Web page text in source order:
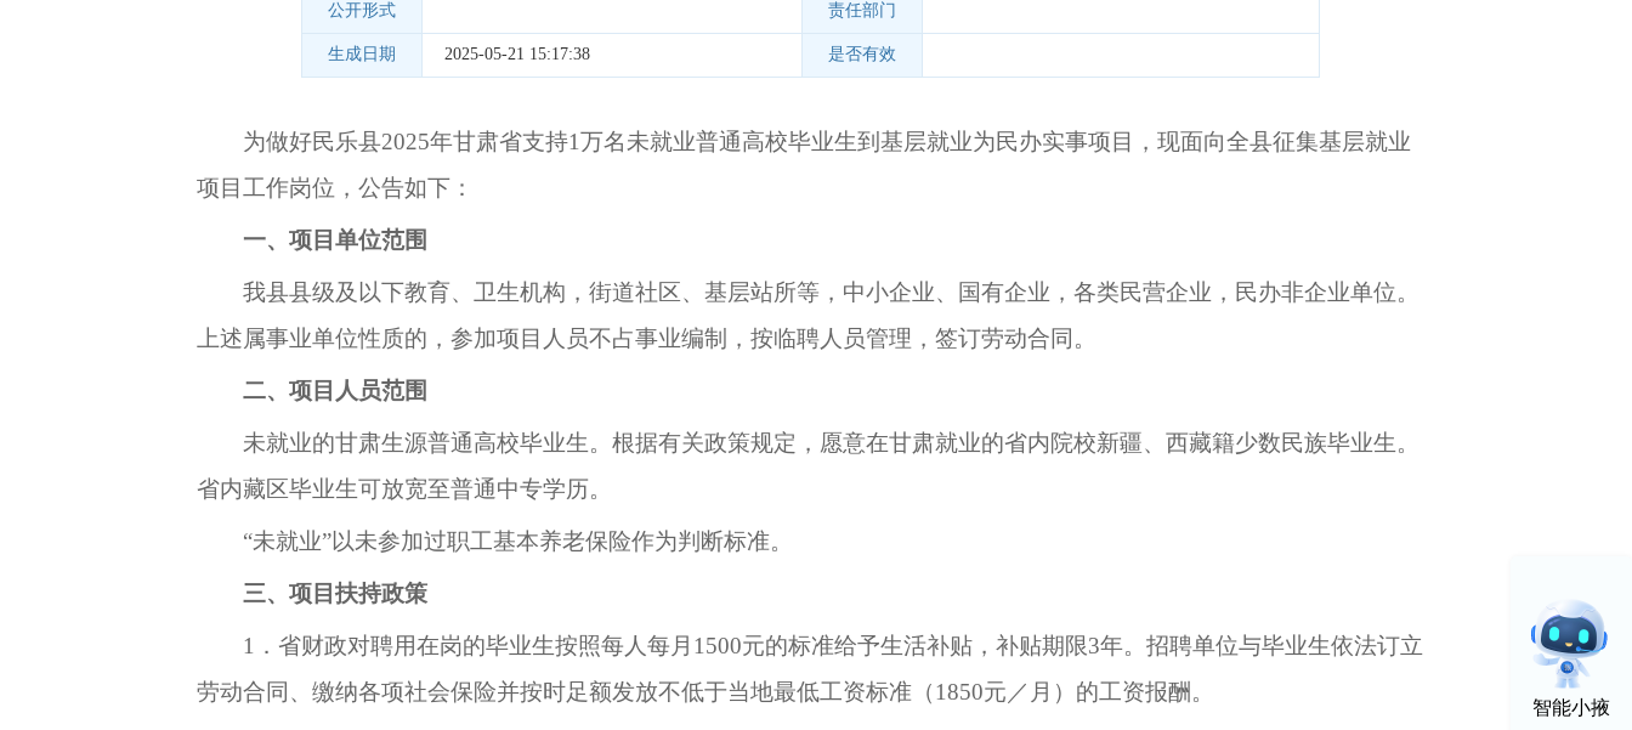
智能小掖
公开形式 责任部门
生成日期 2025-05-21 15:17:38 是否有效
为做好民乐县2025年甘肃省支持1万名未就业普通高校毕业生到基层就业为民办实事项目，现面向全县征集基层就业
项目 工作岗位，公告如下：
一、项目 单位范围
我县县级及以下教育、卫生机构，街道社区、基层站所等， 中小企业、国有企业，各类民营企业，民办非企业单位。
上述属事业单位性质的，参加项目人员不占事业编制，按临聘人员管理，签订劳动合同。
二、项目 人员范围
未就业的甘肃生源普通高校毕业生。根据有关政策规定，愿意在甘肃就业的省内院校新疆、西藏籍少数民族毕业生。
省内藏区毕业生可放宽至普通中专学历。
“未就业”以未参加过职工基本养老保险作为判断标准。
三、项目 扶持政策
1． 省财政对聘用在岗的毕业生按照每人每月 1500元的标准给予生活补贴，补贴期限3年。招聘单位与毕业生依法订立
劳动合同、缴纳各项社会保险并按时足额发放不低于当地最低工资标准 （1850元／月 ） 的工资报酬。